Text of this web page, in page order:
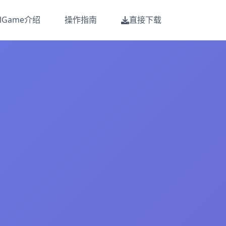
介绍 操作指南 直接下载